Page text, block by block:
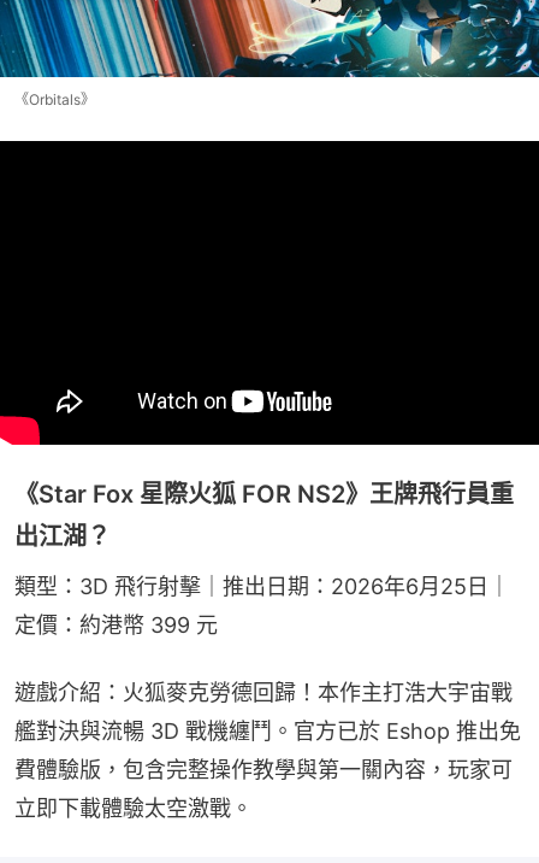
《Orbitals》
《Star Fox 星際火狐 FOR NS2》王牌飛行員重
出江湖？
類型：3D 飛行射擊｜推出日期：2026年6月25日｜
定價：約港幣 399 元
遊戲介紹：火狐麥克勞德回歸！本作主打浩大宇宙戰
艦對決與流暢 3D 戰機纏鬥。官方已於 Eshop 推出免
費體驗版，包含完整操作教學與第一關內容，玩家可
立即下載體驗太空激戰。